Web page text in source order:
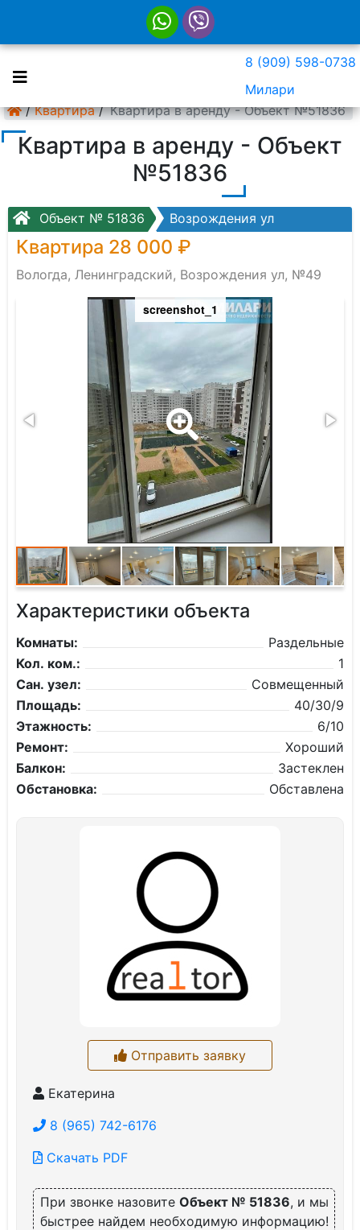
8 (909) 598-0738
Милари
/ Квартира / Квартира в аренду - Объект №51836
Квартира в аренду - Объект
№51836
Объект № 51836 Возрождения ул
Квартира 28 000 ₽
Вологда, Ленинградский, Возрождения ул, №49
screenshot_1
Характеристики объекта
Комнаты:
Раздельные
Кол. ком.:
1
Сан. узел:
Совмещенный
Площадь:
40/30/9
Этажность:
6/10
Ремонт:
Хороший
Балкон:
Застеклен
Обстановка:
Обставлена
Отправить заявку
Екатерина
8 (965) 742-6176
Скачать PDF
При звонке назовите Объект № 51836, и мы
быстрее найдем необходимую информацию!